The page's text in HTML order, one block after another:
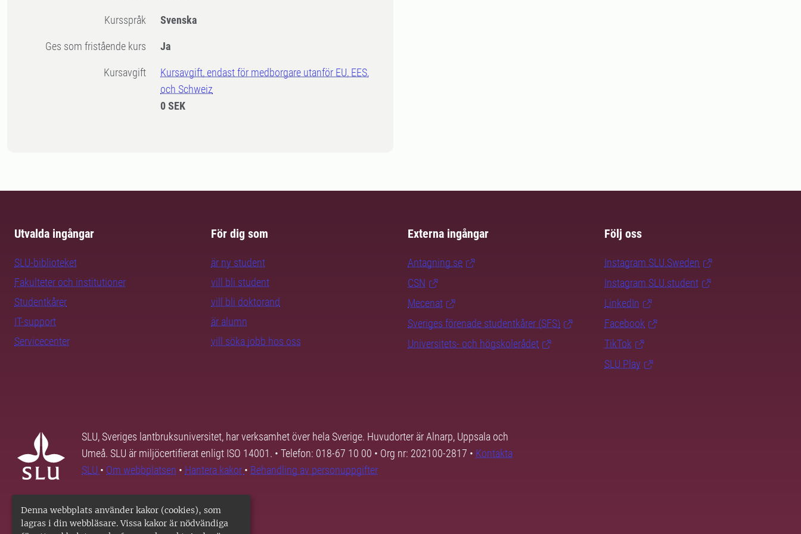
Denna webbplats använder kakor (cookies), som
lagras i din webbläsare. Vissa kakor är nödvändiga
Kursspråk Svenska
Ges som fristående kurs Ja
Kursavgift
Kursavgift, endast för medborgare utanför EU, EES,
och Schweiz
0 SEK
Utvalda ingångar
SLU-biblioteket
Fakulteter och institutioner
Studentkårer
IT-support
Servicecenter
För dig som
är ny student
vill bli student
vill bli doktorand
är alumn
vill söka jobb hos oss
Externa ingångar
Antagning.se
CSN
Mecenat
Sveriges förenade studentkårer (SFS)
Universitets- och högskolerådet
Följ oss
Instagram SLU.Sweden
Instagram SLU.student
LinkedIn
Facebook
TikTok
SLU Play
SLU, Sveriges lantbruksuniversitet, har verksamhet över hela Sverige. Huvudorter är Alnarp, Uppsala och
Umeå. SLU är miljöcertifierat enligt ISO 14001. • Telefon: 018-67 10 00 • Org nr: 202100-2817 • Kontakta
SLU • Om webbplatsen • Hantera kakor • Behandling av personuppgifter